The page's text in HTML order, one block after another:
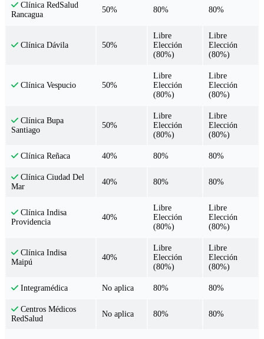
Clínica RedSalud
Rancagua
50% 80% 80%
Clínica Dávila 50%
Libre
Elección
(80%)
Libre
Elección
(80%)
Clínica Vespucio 50%
Libre
Elección
(80%)
Libre
Elección
(80%)
Clínica Bupa
Santiago
50%
Libre
Elección
(80%)
Libre
Elección
(80%)
Clínica Reñaca 40% 80% 80%
Clínica Ciudad Del
Mar
40% 80% 80%
Clínica Indisa
Providencia
40%
Libre
Elección
(80%)
Libre
Elección
(80%)
Clínica Indisa
Maipú
40%
Libre
Elección
(80%)
Libre
Elección
(80%)
Integramédica No aplica 80% 80%
Centros Médicos
RedSalud
No aplica 80% 80%